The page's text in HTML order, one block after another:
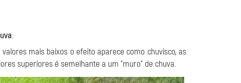
:
mais baixos o efeito aparece como chuvisco, as
superiores é semelhante a um "muro" de chuva.